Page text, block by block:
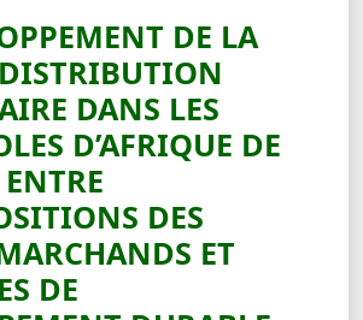
DE LA
DANS LES
D’AFRIQUE DE
ENTRE
DES
ET
DE